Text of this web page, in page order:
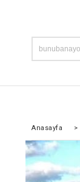
Anasayfa >